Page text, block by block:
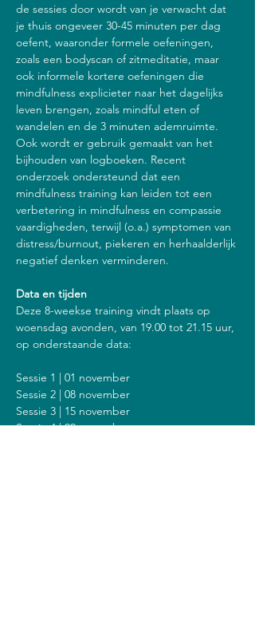
de sessies door wordt van je verwacht dat
je thuis ongeveer 30-45 minuten per dag
oefent, waaronder formele oefeningen,
zoals een bodyscan of zitmeditatie, maar
ook informele kortere oefeningen die
mindfulness explicieter naar het dagelijks
leven brengen, zoals mindful eten of
wandelen en de 3 minuten ademruimte.
Ook wordt er gebruik gemaakt van het
bijhouden van logboeken. Recent
onderzoek ondersteund dat een
mindfulness training kan leiden tot een
verbetering in mindfulness en compassie
vaardigheden, terwijl (o.a.) symptomen van
distress/burnout, piekeren en herhaalderlijk
negatief denken verminderen.
Data en tijden
Deze 8-weekse training vindt plaats op
woensdag avonden, van 19.00 tot 21.15 uur,
op onderstaande data:
Sessie 1 | 01 november
Sessie 2 | 08 november
Sessie 3 | 15 november
Sessie 4 | 22 november